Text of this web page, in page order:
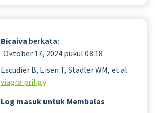
Bicaiva berkata:
Oktober 17, 2024 pukul 08:18
Escudier B, Eisen T, Stadler WM, et al
viagra priligy
Log masuk untuk Membalas